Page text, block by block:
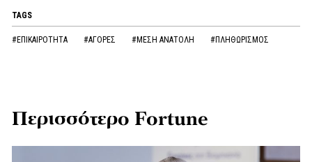
TAGS
#ΕΠΙΚΑΙΡΟΤΗΤΑ #ΑΓΟΡΕΣ #ΜΕΣΗ ΑΝΑΤΟΛΗ #ΠΛΗΘΩΡΙΣΜΟΣ
Περισσότερο Fortune